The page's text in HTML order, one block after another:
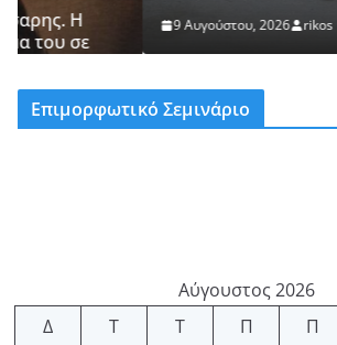
9 Αυγούστου, 2026 rikos
Επιμορφωτικό Σεμινάριο
Αύγουστος 2026
Δ
Τ Τ Π Π